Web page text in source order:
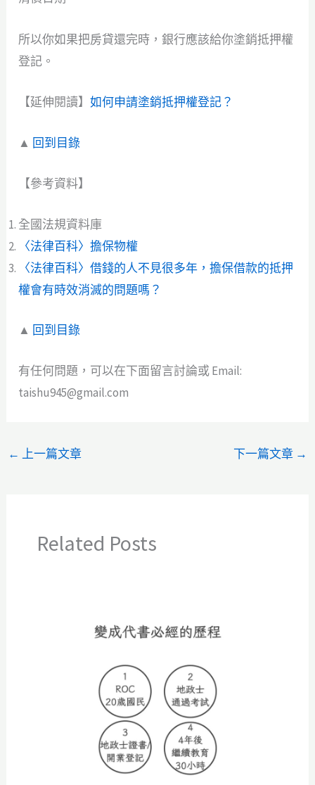
所以你如果把房貸還完時，銀行應該給你塗銷抵押權
登記。
【延伸閱讀】如何申請塗銷抵押權登記？
▲ 回到目錄
【參考資料】
全國法規資料庫
〈法律百科〉擔保物權
〈法律百科〉借錢的人不見很多年，擔保借款的抵押
權會有時效消滅的問題嗎？
▲ 回到目錄
有任何問題，可以在下面留言討論或 Email:
taishu945@gmail.com
← 上一篇文章 下一篇文章 →
Related Posts